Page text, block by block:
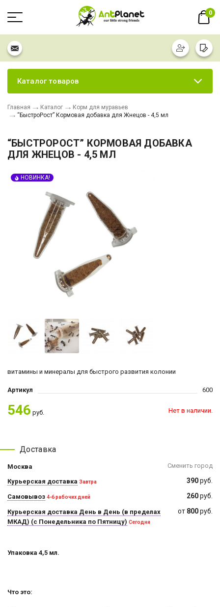
0
Каталог товаров
Главная Каталог
Корм для муравьев
“БыстроРост” Кормовая добавка для Жнецов - 4,5 мл
“БЫСТРОРОСТ” КОРМОВАЯ ДОБАВКА
ДЛЯ ЖНЕЦОВ - 4,5 МЛ
НОВИНКА!
витамины и минералы для быстрого развития колонии
Артикул 600
546 руб. Нет в наличии.
Доставка
Сменить город
Москва
390руб.
Курьерская доставка Завтра
260руб.
Самовывоз 4-6 рабочих дней
от 800руб.
Курьерская доставка День в День (в пределах
МКАД) (с Понедельника по Пятницу) Сегодня
Упаковка 4,5 мл.
Что это: